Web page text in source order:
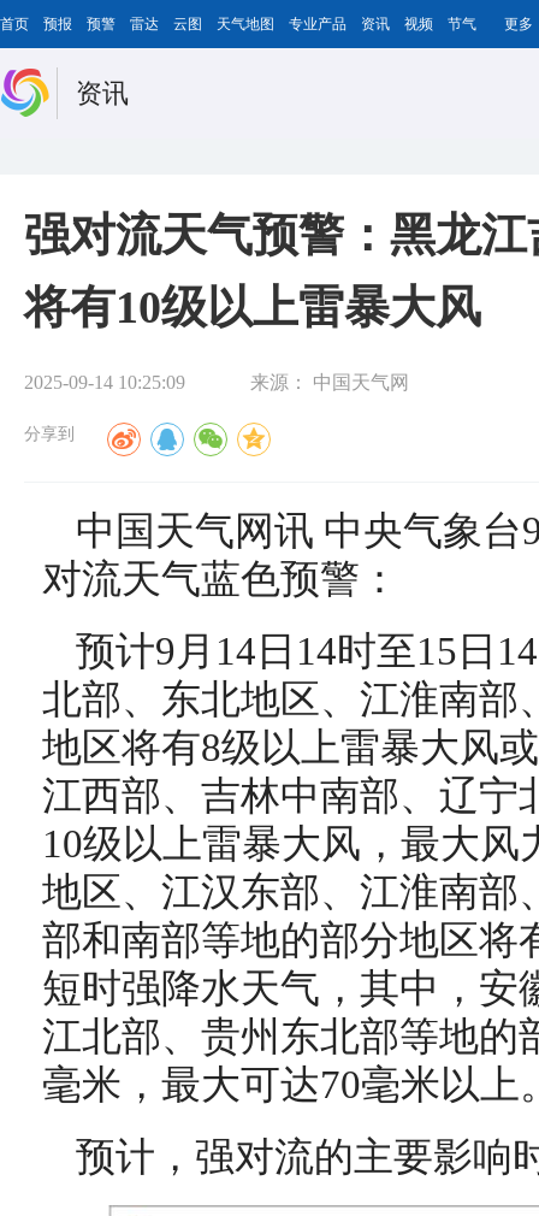
首页 预报 预警 雷达 云图 天气地图 专业产品 资讯 视频 节气 更多
资讯
强对流天气预警：黑龙
将有10级以上雷暴大风
2025-09-14 10:25:09 来源： 中国天气网
分享到
中国天气网讯 中央气象台
对流天气蓝色预警：
预计9月14日14时至15日
北部、东北地区、江淮南部
地区将有8级以上雷暴大风
江西部、吉林中南部、辽宁
10级以上雷暴大风，最大风
地区、江汉东部、江淮南部
部和南部等地的部分地区将
短时强降水天气，其中，安
江北部、贵州东北部等地的
毫米，最大可达70毫米以上
预计，强对流的主要影响